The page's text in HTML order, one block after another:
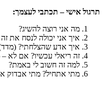
תרגול אישי – תכתבי לעצמך:
מה אני רוצה להשיג?
איך אני יכולה לנסח את
איך אדע שהצלחתי?
זה ריאלי עכשיו? אם לא
למה זה חשוב לי באמת?
מתי אתחיל? מתי אבדוק